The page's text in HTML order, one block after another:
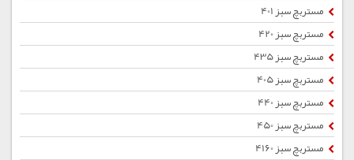
مستربچ سبز 401
مستربچ سبز 420
مستربچ سبز 435
مستربچ سبز 405
مستربچ سبز 440
مستربچ سبز 450
مستربچ سبز 4160